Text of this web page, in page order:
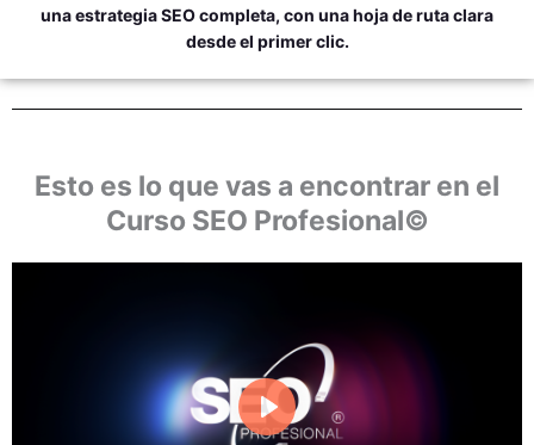
una estrategia SEO completa, con una hoja de ruta clara
desde el primer clic.
Esto es lo que vas a encontrar en el
Curso SEO Profesional©